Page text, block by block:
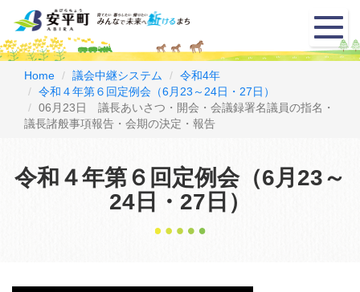
メ
ニ
ュ
Home 議会中継システム
令和4年
令和４年第６回定例会（6月23～24日・27日）
06月23日 議長あいさつ・開会・会議録署名議員の指名・
議長諸般事項報告・会期の決定・報告
令和４年第６回定例会（6月23～
24日・27日）